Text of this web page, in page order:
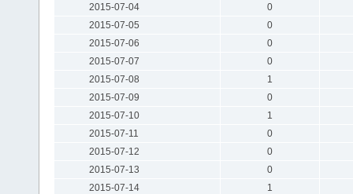
2015-07-04
0
2015-07-05
0
2015-07-06
0
2015-07-07
0
2015-07-08
1
2015-07-09
0
2015-07-10
1
2015-07-11
0
2015-07-12
0
2015-07-13
0
2015-07-14
1